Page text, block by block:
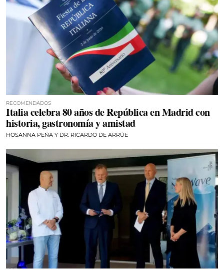
RECOMENDADOS
Italia celebra 80 años de República en Madrid con
historia, gastronomía y amistad
HOSANNA PEÑA Y DR. RICARDO DE ARRÚE